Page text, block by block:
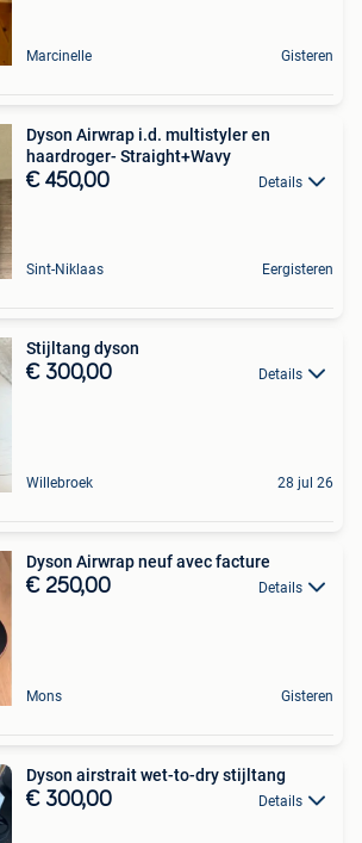
Marcinelle Gisteren
Dyson Airwrap i.d.️ multistyler en
haardroger- Straight+Wavy
€ 450,00 Details
Sint-Niklaas Eergisteren
Stijltang dyson
€ 300,00 Details
Willebroek 28 jul 26
Dyson Airwrap neuf avec facture
€ 250,00 Details
Mons Gisteren
Dyson airstrait wet-to-dry stijltang
€ 300,00 Details